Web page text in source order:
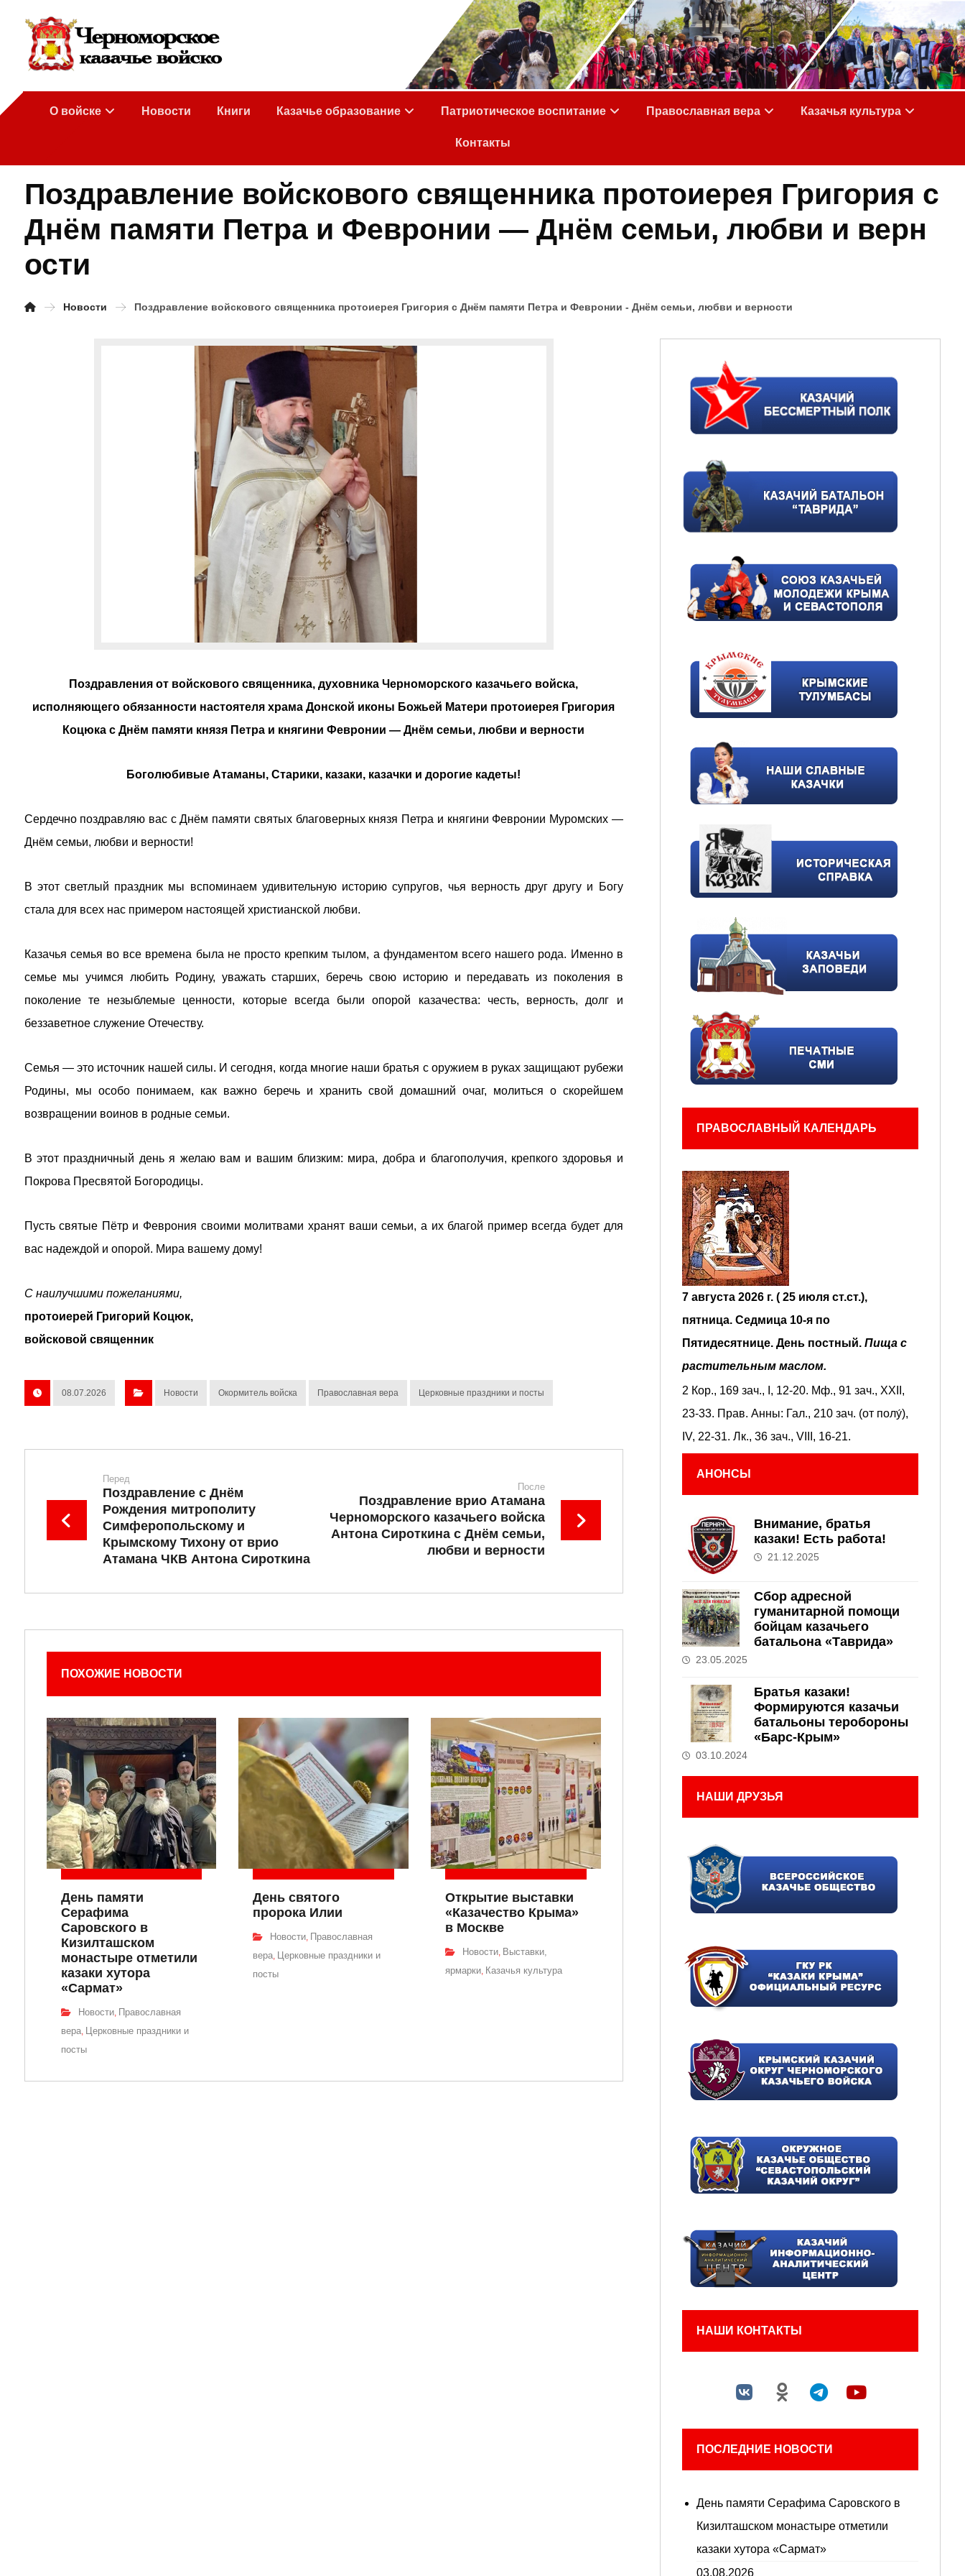
О войске Новости Книги Казачье образование Патриотическое воспитание Православная вера Казачья культура
Контакты
Поздравление войскового священника протоиерея Григория с
Днём памяти Петра и Февронии — Днём семьи, любви и верн
ости
Новости Поздравление войскового священника протоиерея Григория с Днём памяти Петра и Февронии - Днём семьи, любви и верности
Поздравления от войскового священника, духовника Черноморского казачьего войска,
исполняющего обязанности настоятеля храма Донской иконы Божьей Матери протоиерея Григория
Коцюка с Днём памяти князя Петра и княгини Февронии — Днём семьи, любви и верности
Боголюбивые Атаманы, Старики, казаки, казачки и дорогие кадеты!
Сердечно поздравляю вас с Днём памяти святых благоверных князя Петра и княгини Февронии Муромских —
Днём семьи, любви и верности!
В этот светлый праздник мы вспоминаем удивительную историю супругов, чья верность друг другу и Богу
стала для всех нас примером настоящей христианской любви.
Казачья семья во все времена была не просто крепким тылом, а фундаментом всего нашего рода. Именно в
семье мы учимся любить Родину, уважать старших, беречь свою историю и передавать из поколения в
поколение те незыблемые ценности, которые всегда были опорой казачества: честь, верность, долг и
беззаветное служение Отечеству.
Семья — это источник нашей силы. И сегодня, когда многие наши братья с оружием в руках защищают рубежи
Родины, мы особо понимаем, как важно беречь и хранить свой домашний очаг, молиться о скорейшем
возвращении воинов в родные семьи.
В этот праздничный день я желаю вам и вашим близким: мира, добра и благополучия, крепкого здоровья и
Покрова Пресвятой Богородицы.
Пусть святые Пётр и Феврония своими молитвами хранят ваши семьи, а их благой пример всегда будет для
вас надеждой и опорой. Мира вашему дому!
С наилучшими пожеланиями,
протоиерей Григорий Коцюк,
войсковой священник
08.07.2026 Новости Окормитель войска Православная вера Церковные праздники и посты
Перед
Поздравление с Днём
Рождения митрополиту
Симферопольскому и
Крымскому Тихону от врио
Атамана ЧКВ Антона Сироткина
После
Поздравление врио Атамана
Черноморского казачьего войска
Антона Сироткина с Днём семьи,
любви и верности
ПОХОЖИЕ НОВОСТИ
День памяти
Серафима
Саровского в
Кизилташском
монастыре отметили
казаки хутора
«Сармат»
Новости, Православная
вера, Церковные праздники и
посты
День святого
пророка Илии
Новости, Православная
вера, Церковные праздники и
посты
Открытие выставки
«Казачество Крыма»
в Москве
Новости, Выставки,
ярмарки, Казачья культура
ПРАВОСЛАВНЫЙ КАЛЕНДАРЬ
7 августа 2026 г. ( 25 июля ст.ст.),
пятница. Седмица 10-я по
Пятидесятнице. День постный. Пища с
растительным маслом.
2 Кор., 169 зач., I, 12-20. Мф., 91 зач., XXII,
23-33. Прав. Анны: Гал., 210 зач. (от полу́),
IV, 22-31. Лк., 36 зач., VIII, 16-21.
АНОНСЫ
Внимание, братья
казаки! Есть работа!
21.12.2025
Сбор адресной
гуманитарной помощи
бойцам казачьего
батальона «Таврида»
23.05.2025
Братья казаки!
Формируются казачьи
батальоны теробороны
«Барс-Крым»
03.10.2024
НАШИ ДРУЗЬЯ
НАШИ КОНТАКТЫ
ПОСЛЕДНИЕ НОВОСТИ
День памяти Серафима Саровского в
Кизилташском монастыре отметили
казаки хутора «Сармат»
03.08.2026